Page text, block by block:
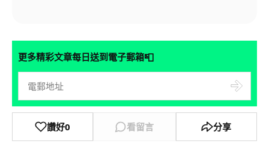
更多精彩文章每日送到電子郵箱📮
讚好0 看留言 分享